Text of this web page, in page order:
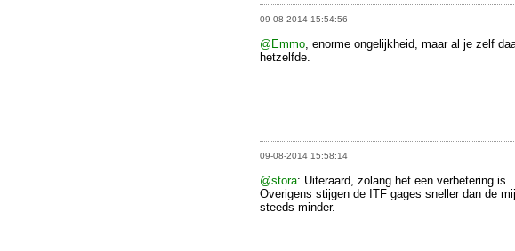
09-08-2014 15:54:56
@Emmo , enorme ongelijkheid, maar al je zelf
hetzelfde.
09-08-2014 15:58:14
@stora: Uiteraard, zolang het een verbetering is...
Overigens stijgen de ITF gages sneller dan de
steeds minder.